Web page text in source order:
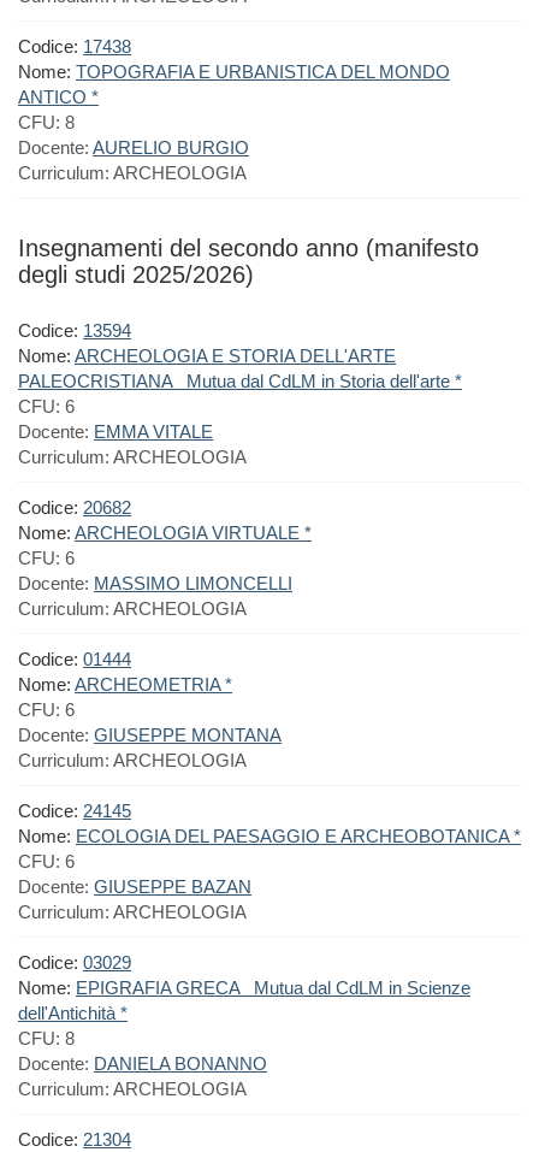
Codice: 17438
Nome: TOPOGRAFIA E URBANISTICA DEL MONDO
ANTICO *
CFU: 8
Docente: AURELIO BURGIO
Curriculum: ARCHEOLOGIA
Insegnamenti del secondo anno (manifesto
degli studi 2025/2026)
Codice: 13594
Nome: ARCHEOLOGIA E STORIA DELL'ARTE
PALEOCRISTIANA Mutua dal CdLM in Storia dell'arte *
CFU: 6
Docente: EMMA VITALE
Curriculum: ARCHEOLOGIA
Codice: 20682
Nome: ARCHEOLOGIA VIRTUALE *
CFU: 6
Docente: MASSIMO LIMONCELLI
Curriculum: ARCHEOLOGIA
Codice: 01444
Nome: ARCHEOMETRIA *
CFU: 6
Docente: GIUSEPPE MONTANA
Curriculum: ARCHEOLOGIA
Codice: 24145
Nome: ECOLOGIA DEL PAESAGGIO E ARCHEOBOTANICA *
CFU: 6
Docente: GIUSEPPE BAZAN
Curriculum: ARCHEOLOGIA
Codice: 03029
Nome: EPIGRAFIA GRECA Mutua dal CdLM in Scienze
dell'Antichità *
CFU: 8
Docente: DANIELA BONANNO
Curriculum: ARCHEOLOGIA
Codice: 21304